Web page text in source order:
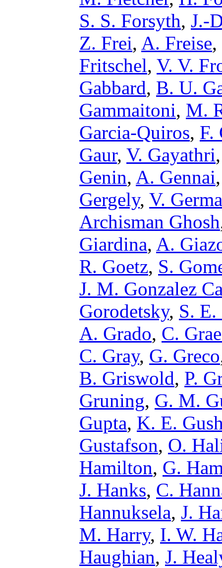
S. S. Forsyth, J.-
Z. Frei, A. Freise,
Fritschel, V. V.
Gabbard, B. U.
Gammaitoni, M.
Garcia-Quiros, F.
Gaur, V. Gayathri
Genin, A. Gennai
Gergely, V.
Archisman Ghosh
Giardina, A.
R. Goetz, S.
J. M. Gonzalez
Gorodetsky, S. E.
A. Grado, C.
C. Gray, G. Greco
B. Griswold, P.
Gruning, G. M.
Gupta, K. E.
Gustafson, O.
Hamilton, G.
J. Hanks, C.
Hannuksela, J.
M. Harry, I. W.
Haughian, J.